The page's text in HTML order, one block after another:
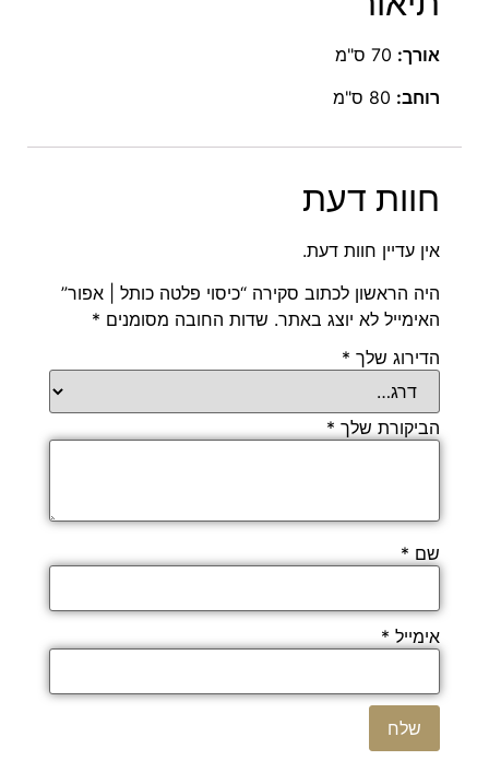
אורך:
רוחב:
חוות דעת
אין עדיין חוות דעת.
היה הראשון לכתוב סקירה “כיסוי פלטה כותל | אפור”
האימייל לא יוצג באתר. שדות החובה מסומנים *
הדירוג שלך *
הביקורת שלך *
שם *
אימייל *